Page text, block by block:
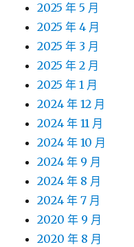
2025 年 5 月
2025 年 4 月
2025 年 3 月
2025 年 2 月
2025 年 1 月
2024 年 12 月
2024 年 11 月
2024 年 10 月
2024 年 9 月
2024 年 8 月
2024 年 7 月
2020 年 9 月
2020 年 8 月